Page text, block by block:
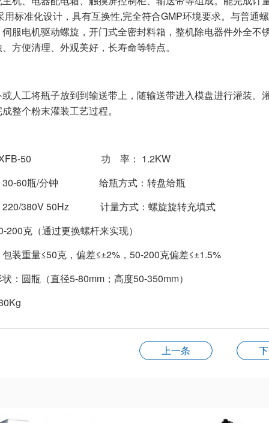
用标准化设计，具有互换性,完全符合GMP环境要求。与普通
服电机驱动螺旋，开门式全密封料箱，整机除电器件外全
方便清理、外观美好，长寿命等特点。
人工将瓶子放到到输送带上，随输送带进入模盘进行灌装
整个粉末灌装工艺过程。
LXFB-50 功 率： 1.2KW
30-60瓶/分钟 给瓶方式：转盘给瓶
220/380V 50Hz 计量方式：螺旋旋转充填式
200克（通过更换螺杆来实现）
装重量≤50克，偏差≤±2%，50-200克偏差≤±1.5%
：圆瓶（直径5-80mm；高度50-350mm）
上一条